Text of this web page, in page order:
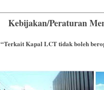
Kebijakan/Peraturan
“Terkait Kapal LCT tidak boleh